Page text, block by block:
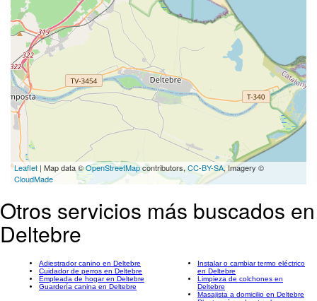
Leaflet | Map data ©OpenStreetMapcontributors, CC-BY-SA, Imagery ©
CloudMade
Otros servicios más buscados en
Deltebre
Adiestrador canino en Deltebre
Cuidador de perros en Deltebre
Empleada de hogar en Deltebre
Guardería canina en Deltebre
Instalar o cambiar termo eléctrico
en Deltebre
Limpieza de colchones en
Deltebre
Masajista a domicilio en Deltebre